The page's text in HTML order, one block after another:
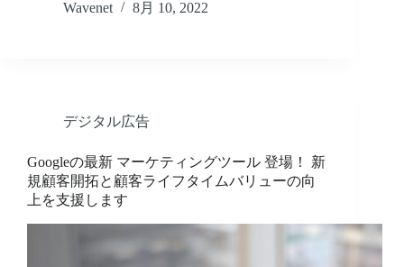
Wavenet 8月 10, 2022
デジタル広告
Googleの最新 マーケティングツール 登場！ 新
規顧客開拓と顧客ライフタイムバリューの向
上を支援します